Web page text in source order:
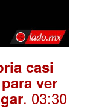
casi
ver
. 03:30